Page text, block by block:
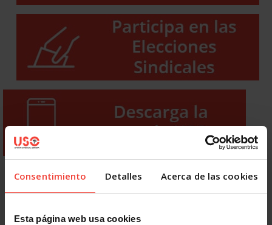
Consentimiento Detalles Acerca de las cookies
Esta página web usa cookies